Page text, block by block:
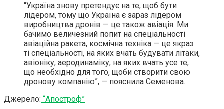
“Україна знову претендує на те, щоб бути
лідером, тому що Україна є зараз лідером
виробництва дронів — це також авіація. Ми
бачимо величезний попит на спеціальності
авіаційна ракета, космічна техніка — це якраз
ті спеціальності, на яких вчать будувати літаки,
авіоніку, аеродинаміку, на яких вчать усе те,
що необхідно для того, щоби створити свою
дронову компанію”, — пояснила Семенова.
Джерело: “Апостроф”